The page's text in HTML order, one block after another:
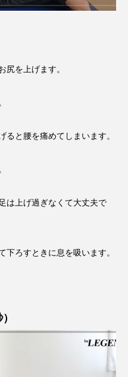
尻を上げます。
と腰を痛めてしまいます。
は上げ過ぎなくて大丈夫で
ろすときに息を吸います。